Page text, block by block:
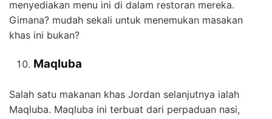
menyediakan menu ini di dalam restoran mereka.
Gimana? mudah sekali untuk menemukan masakan
khas ini bukan?
Maqluba
Salah satu makanan khas Jordan selanjutnya ialah
Maqluba. Maqluba ini terbuat dari perpaduan nasi,